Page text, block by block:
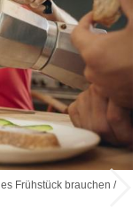
Frühstück brauchen /